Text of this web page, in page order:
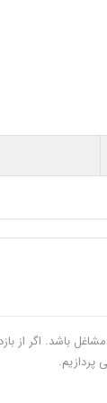
باشد. اگر از
پردازیم.